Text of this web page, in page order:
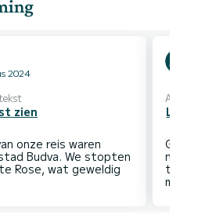
2024
zien
onze reis waren
Budva. We stopten
Rose, wat geweldig
Laat